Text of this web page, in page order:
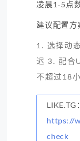
凌晨1-5点
建议配置方
1. 选择动
迟 3. 配合
不超过18
https://
check